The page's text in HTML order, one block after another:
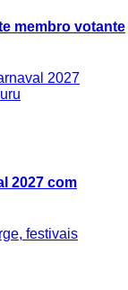
membro votante
2027 com